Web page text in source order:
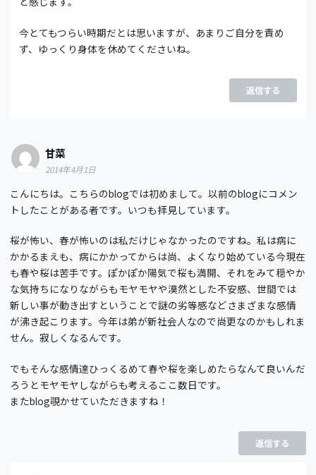
今とてもつらい時期だとは思いますが、あまりご自分を責め
ず、ゆっくり身体を休めてくださいね。
返信する
甘菜
2014年4月1日
こんにちは。こちらのblogでは初めまして。以前のblogにコメン
トしたことがある者です。いつも拝見しています。
桜が怖い、春が怖いのは私だけじゃなかったのですね。私は病に
かかるまえも、病にかかってからは尚、よくなり始めている今現在
も春や桜は苦手です。ぽかぽか陽気で桜も満開、それをみて穏やか
な気持ちになりながらもモヤモヤや漠然とした不安感、世間では
新しい事が動き出すということで謎の劣等感などさまざまな感情
が沸き起こります。今年は弟が新社会人なので尚更なのかもしれま
せん。寂しくなるんです。
でもそんな感情達ひっくるめて春や桜を楽しめたらなんて良いんだ
ろうとモヤモヤしながらも考えるここ数日です。
またblog覗かせていただきますね！
返信する